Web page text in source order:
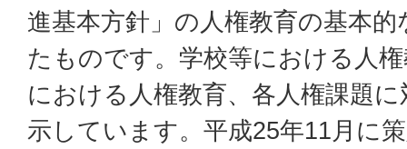
進基本方針」の人権教育の基本
たものです。学校等における人
における人権教育、各人権課題
示しています。平成25年11月に